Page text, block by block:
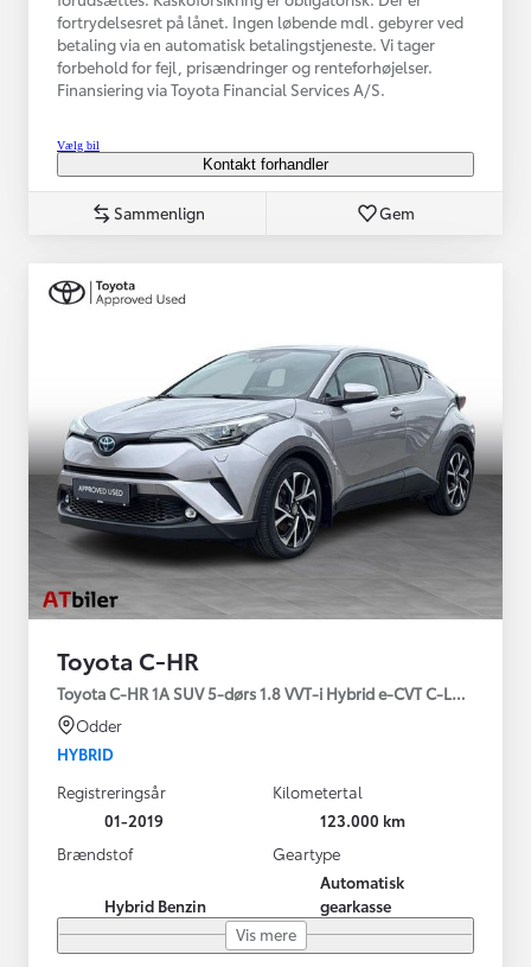
fortrydelsesret på lånet. Ingen løbende mdl. gebyrer ved
betaling via en automatisk betalingstjeneste. Vi tager
forbehold for fejl, prisændringer og renteforhøjelser.
Finansiering via Toyota Financial Services A/S.
Vælg bil
Kontakt forhandler
Sammenlign Gem
Toyota C-HR
Toyota C-HR 1A SUV 5-dørs 1.8 VVT-i Hybrid e-CVT C-LUB -
Odder
HYBRID
Registreringsår
01-2019
Kilometertal
123.000 km
Brændstof
Hybrid Benzin
Geartype
Automatisk
gearkasse
Vis mere